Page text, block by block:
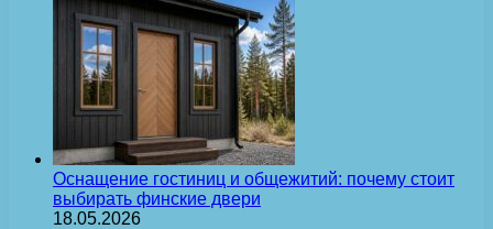
Оснащение гостиниц и общежитий: почему стоит
выбирать финские двери
18.05.2026